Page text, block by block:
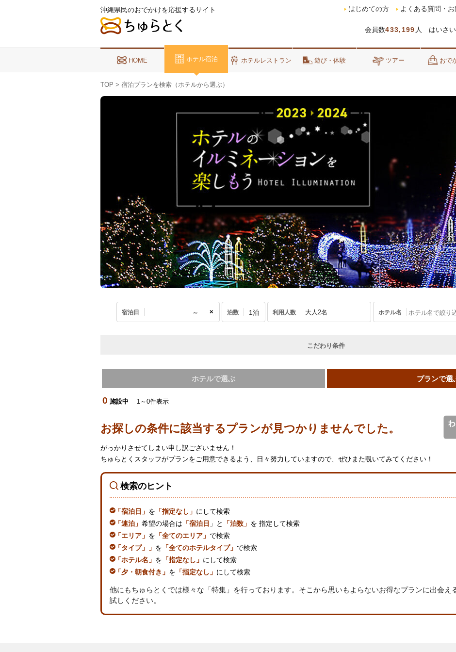
沖縄県民のおでかけを応援するサイト
会員数433,199 人 はいさい
はじめての方 よくある質問・
HOME ホテル宿泊 ホテルレストラン 遊び・体験 ツアー おで
TOP > 宿泊プランを検索（ホテルから選ぶ）
宿泊日 × 泊数 利用人数 大人2名 ホテル名
こだわり条件
ホテルで選ぶ プランで選
0 施設中 1～0件表示
お探しの条件に該当するプランが見つかりませんでした。
がっかりさせてしまい申し訳ございません！
ちゅらとくスタッフがプランをご用意できるよう、日々努力していますので、ぜひまた覗いてみてください！
検索のヒント
「宿泊日」 を 「指定なし」 にして検索
「連泊」 希望の場合は 「宿泊日 」と 「泊数」 を 指定して検索
「エリア」 を 「全てのエリア」 で検索
「タイプ」」 を 「全てのホテルタイプ」 で検索
「ホテル名」 を 「指定なし」 にして検索
「夕・朝食付き」 を 「指定なし」 にして検索
他にもちゅらとくでは様々な 「特集」
を行っております。そこから思いもよらないお得なプランに出会え
試しください。